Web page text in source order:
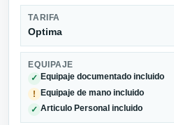
TARIFA
Optima
EQUIPAJE
✓ Equipaje documentado incluido
! Equipaje de mano incluido
✓ Articulo Personal incluido